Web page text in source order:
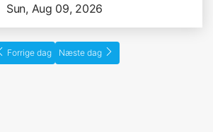
Sun, Aug 09, 2026
Forrige dag Næste dag